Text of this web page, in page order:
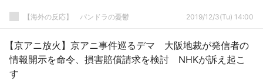
【海外の反応】 パンドラの憂鬱 2019/12/3(Tu) 14:00
【京アニ放火】京アニ事件巡るデマ 大阪地裁が発信者の
情報開示を命令、損害賠償請求を検討 NHKが訴え起こ
す